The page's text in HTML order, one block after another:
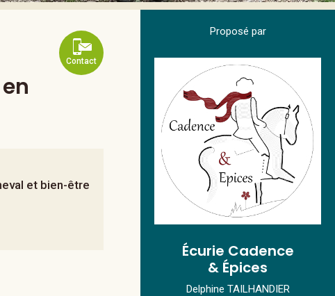
Contact
et bien-être
Proposé par
Écurie Cadence
& Épices
Delphine TAILHANDIER